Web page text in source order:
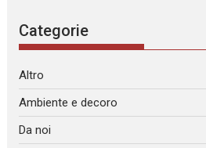
Categorie
Altro
Ambiente e decoro
Da noi